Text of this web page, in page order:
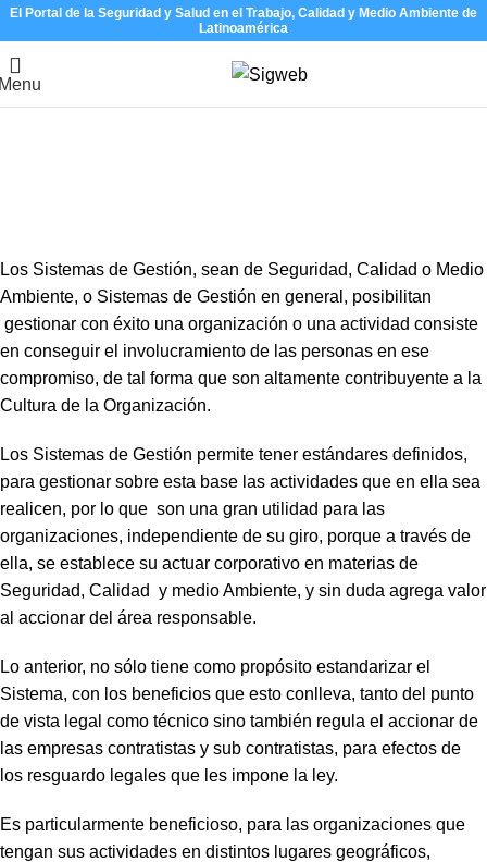
El Portal de la Seguridad y Salud en el Trabajo, Calidad y Medio Ambiente de
Latinoamérica
Los Sistemas de Gestión, sean de Seguridad, Calidad o Medio
Ambiente, o Sistemas de Gestión en general, posibilitan
gestionar con éxito una organización o una actividad consiste
en conseguir el involucramiento de las personas en ese
compromiso, de tal forma que son altamente contribuyente a la
Cultura de la Organización.
Los Sistemas de Gestión permite tener estándares definidos,
para gestionar sobre esta base las actividades que en ella sea
realicen, por lo que son una gran utilidad para las
organizaciones, independiente de su giro, porque a través de
ella, se establece su actuar corporativo en materias de
Seguridad, Calidad y medio Ambiente, y sin duda agrega valor
al accionar del área responsable.
Lo anterior, no sólo tiene como propósito estandarizar el
Sistema, con los beneficios que esto conlleva, tanto del punto
de vista legal como técnico sino también regula el accionar de
las empresas contratistas y sub contratistas, para efectos de
los resguardo legales que les impone la ley.
Es particularmente beneficioso, para las organizaciones que
tengan sus actividades en distintos lugares geográficos,